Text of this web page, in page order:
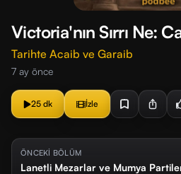
Victoria'nın Sırrı Ne:
Tarihte Acaib ve Garaib
7 ay önce
25 dk İzle
ÖNCEKİ BÖLÜM
Lanetli Mezarlar ve Mumya